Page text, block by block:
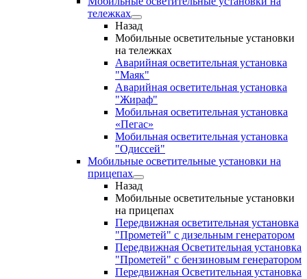
тележках
Назад
Мобильные осветительные установки
на тележках
Аварийная осветительная установка
"Маяк"
Аварийная осветительная установка
"Жираф"
Мобильная осветительная установка
«Пегас»
Мобильная осветительная установка
"Одиссей"
Мобильные осветительные установки на
прицепах
Назад
Мобильные осветительные установки
на прицепах
Передвижная осветительная установка
"Прометей" с дизельным генератором
Передвижная Осветительная установка
"Прометей" с бензиновым генератором
Передвижная Осветительная установка